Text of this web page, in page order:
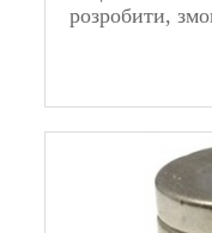
розробити,